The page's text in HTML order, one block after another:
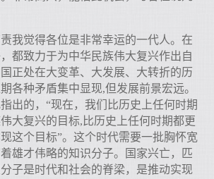
我觉得各位是非常幸运的一代人。在
都致力于为中华民族伟大复兴作出自
正处在大变革、大发展、大转折的历
各种矛盾集中显现,但发展前景宏远。
出的，“现在，我们比历史上任何时期
大复兴的目标,比历史上任何时期都更
这个目标”。这个时代需要一批胸怀宽
雄才伟略的知识分子。国家兴亡，匹
子是时代和社会的脊梁，是推动实现